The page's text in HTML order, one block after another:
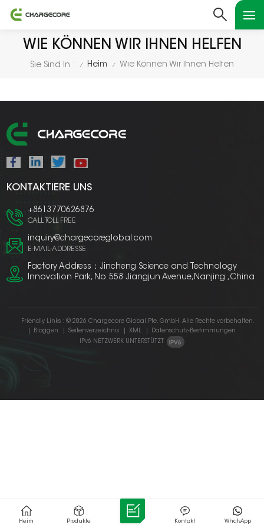
WIE KÖNNEN WIR IHNEN HELFEN
Sie Sind In : / Heim / Wie Können Wir Ihnen Helfen
KONTAKTIERE UNS
+8613770626876
CALL TOLL FREE
inquiry@chargecoreglobal.com
E-MAIL-ADDRESSE
Factory Address：Jincheng Science and Technology
Innovation Park, No. 558 Jiangjun Avenue,Nanjing ,China
Friendly Links : © 2026 Chargecore Global Pte. GmbH. Alle Rechte vorbehalten.
Bloggen Seitenverzeichnis XML
Datenschutz-Bestimmungen
IPv6 NETZWERK UNTERSTÜTZT
Heim Produkte WhatsApp
Kontakt